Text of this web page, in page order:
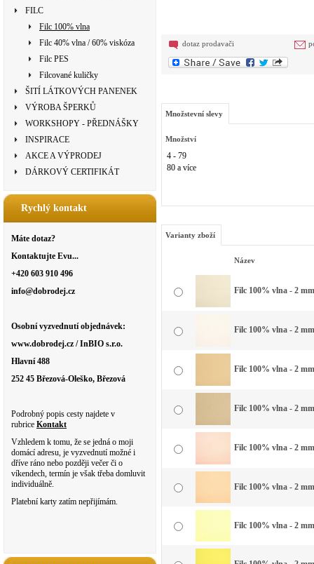
FILC
Filc 100% vlna
Filc 40% vlna / 60% viskóza
Filc PES
Filcované kuličky
ŠITÍ LÁTKOVÝCH PANENEK
VÝROBA ŠPERKŮ
WORKSHOPY - PŘEDNÁŠKY
INSPIRACE
AKCE A VÝPRODEJ
DÁRKOVÝ CERTIFIKÁT
Rychlý kontakt
Máte dotaz?
Kontaktujte Evu...
+420 603 910 496
info@dobrodej.cz
Osobní vyzvednutí objednávek:
www.dobrodej.cz / InBIO s.r.o.
Hlavní 488
252 45 Březová-Oleško, Březová
Podrobný popis cesty najdete v
rubrice Kontakt
Vzhledem k tomu, že se jedná o moji
domácí adresu, je vyzvednutí možné i
dříve ráno nebo později večer či o
víkendech, termín je však třeba domluvit
individuálně.
Platební karty zatím nepřijímám.
dotaz prodavači
Množstevní slevy
Množství
4 - 79
80 a více
Varianty zboží
Název
Filc 100% vlna - 2
Filc 100% vlna - 2
Filc 100% vlna - 2
Filc 100% vlna - 2
Filc 100% vlna - 2
Filc 100% vlna - 2
Filc 100% vlna - 2